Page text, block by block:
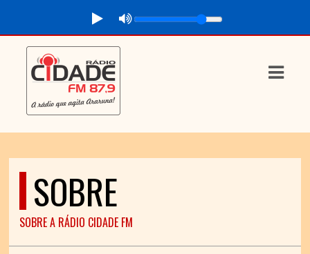
SOBRE
SOBRE A RÁDIO CIDADE FM